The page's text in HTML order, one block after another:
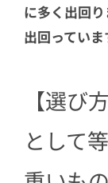
に多く出回
出回っていま
【選び
として